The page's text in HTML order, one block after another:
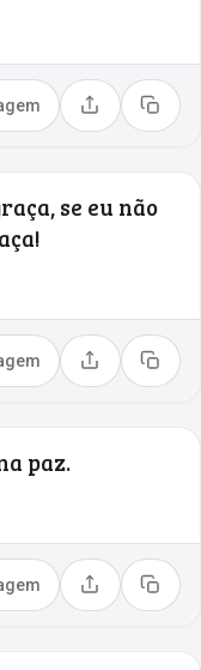
Compartilhar
Copiar
se eu não
Compartilhar
Copiar
paz.
Compartilhar
Copiar